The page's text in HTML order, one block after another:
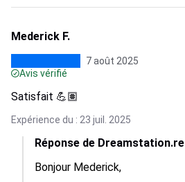
Mederick F.
7 août 2025
Avis vérifié
Satisfait 💪🏽
Expérience du : 23 juil. 2025
Réponse de Dreamstation.re
Bonjour Mederick,